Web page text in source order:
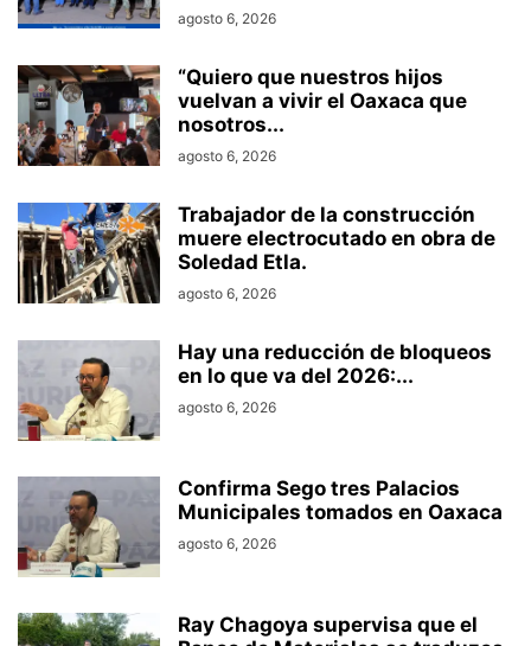
agosto 6, 2026
“Quiero que nuestros hijos
vuelvan a vivir el Oaxaca que
nosotros...
agosto 6, 2026
Trabajador de la construcción
muere electrocutado en obra de
Soledad Etla.
agosto 6, 2026
Hay una reducción de bloqueos
en lo que va del 2026:...
agosto 6, 2026
Confirma Sego tres Palacios
Municipales tomados en Oaxaca
agosto 6, 2026
Ray Chagoya supervisa que el